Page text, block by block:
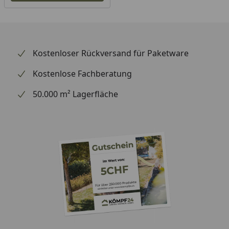
Handmuster-Bestellung auf und nehmen Sie sich
Beachten Sie, dass die Größe des Handmusters
variieren kann. Es dient dazu, Ihnen einen Eindruck
Kostenrückerstattung: Wenn Sie sich für einen
Bodenbelag oder ein Paneel entscheiden, erhalten
Sie eine Rückerstattung der Kosten für das
Handmuster in Höhe von bis zu 20€, sofern der
Warenbestellwert 150€ oder mehr beträgt. Die
Kostenloser Rückversand für Paketware
Kostenlose Fachberatung
50.000 m² Lagerfläche